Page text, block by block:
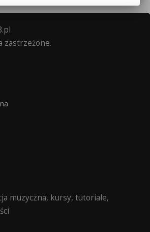
zastrzeżone.
muzyczna, kursy, tutoriale,